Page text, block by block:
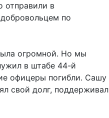
отправили в
по
огромной. Но мы
в штабе 44-й
офицеры погибли. Сашу
свой долг, поддерживал